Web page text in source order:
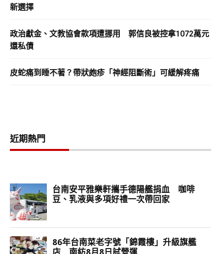
新選擇
政治獻金、文教協會款項遭挪用 郭信良被控拿1072萬元
還私債
皮蛇痛到睡不著？帶狀皰疹「神經阻斷術」可緩解疼痛
近期熱門